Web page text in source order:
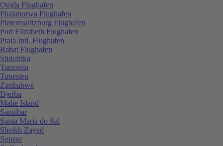
Oujda Flughafen
Phalaborwa Flughafen
Pietermaritzburg Flughafen
Port Elizabeth Flughafen
Praia Intl. Flughafen
Rabat Flughafen
Südafrika
Tanzania
Tunesien
Zimbabwe
Djerba
Mahe Island
Sansibar
Santa Maria do Sal
Sheikh Zayed
Sousse